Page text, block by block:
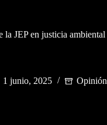
la JEP en justicia ambiental
1 junio, 2025 Opinión